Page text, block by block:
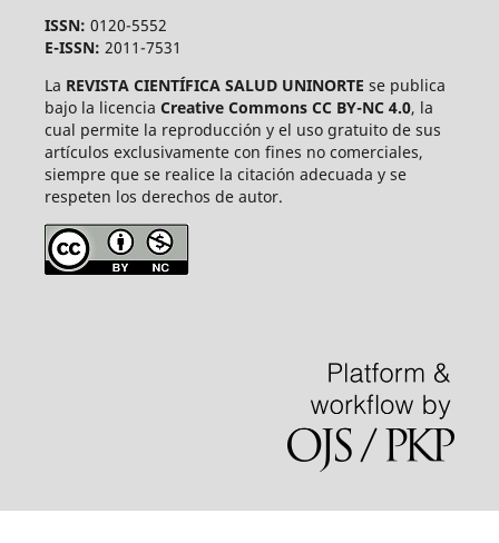
ISSN: 0120-5552
E-ISSN: 2011-7531
La REVISTA CIENTÍFICA SALUD UNINORTE se publica
bajo la licencia Creative Commons CC BY-NC 4.0, la
cual permite la reproducción y el uso gratuito de sus
artículos exclusivamente con fines no comerciales,
siempre que se realice la citación adecuada y se
respeten los derechos de autor.